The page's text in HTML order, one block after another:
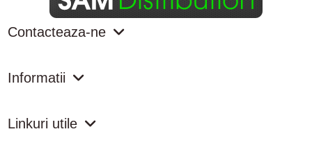
Contacteaza-ne
Informatii
Linkuri utile